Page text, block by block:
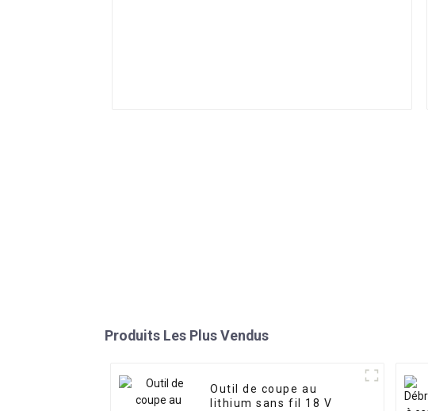
Produits Les Plus Vendus
Outil de coupe au
lithium sans fil 18 V